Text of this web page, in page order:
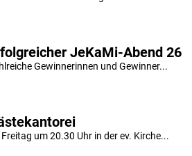
JeKaMi-Abend 26
Gewinnerinnen und Gewinner...
um 20.30 Uhr in der ev. Kirche...